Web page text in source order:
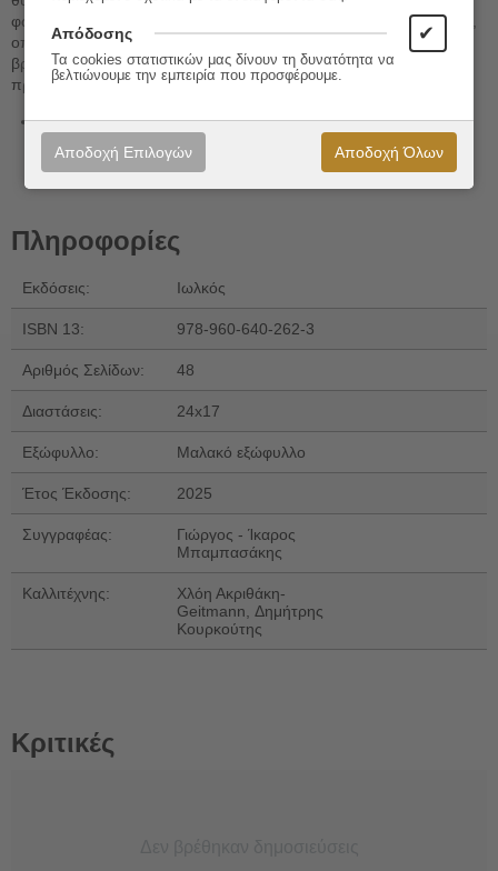
φωτογράφος τέχνης, δεν είχε ποτέ έως τώρα εκτεθεί ως ζωγράφος,
οπότε με το έργο αυτό, που την κυκλοφορία του ανέλαβαν οι
βραβευμένες και ιστορικές εκδόσεις Ιωλκός, έχουμε και μια
πρωτιά!».
Σχεδιαστής: Κωνσταντίνος Ι. Κορίδης
Πληροφορίες
Εκδόσεις: Ιωλκός
ISBN 13: 978-960-640-262-3
Αριθμός Σελίδων: 48
Διαστάσεις: 24x17
Εξώφυλλο: Μαλακό εξώφυλλο
Έτος Έκδοσης: 2025
Συγγραφέας:
Γιώργος - Ίκαρος
Μπαμπασάκης
Καλλιτέχνης:
Χλόη Ακριθάκη-
Geitmann, Δημήτρης
Κουρκούτης
Κριτικές
Απόδοσης ✔
Τα cookies στατιστικών μας δίνουν τη δυνατότητα να
βελτιώνουμε την εμπειρία που προσφέρουμε.
Αποδοχή Επιλογών Αποδοχή Όλων